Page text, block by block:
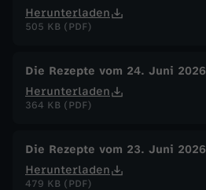
Herunterladen
505 KB (PDF)
Die Rezepte vom 24. Juni 2026
Herunterladen
364 KB (PDF)
Die Rezepte vom 23. Juni 2026
Herunterladen
479 KB (PDF)